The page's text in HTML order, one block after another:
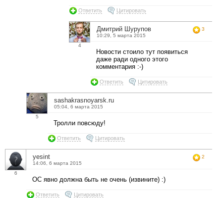
Ответить Цитировать
4
Дмитрий Шурупов
10:29, 5 марта 2015
3
Новости стоило тут появиться
даже ради одного этого
комментария :-)
Ответить Цитировать
5
sashakrasnoyarsk.ru
05:04, 6 марта 2015
Тролли повсюду!
Ответить Цитировать
6
yesint
14:06, 6 марта 2015
2
ОС явно должна быть не очень (извините) :)
Ответить Цитировать